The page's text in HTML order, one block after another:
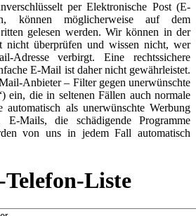
per Elektronische Post (E-
können möglicherweise auf dem
gelesen werden. Wir können in der
nicht überprüfen und wissen nicht, wer
Adresse verbirgt. Eine rechtssichere
E-Mail ist daher nicht gewährleistet.
Anbieter – Filter gegen unerwünschte
ein, die in seltenen Fällen auch normale
automatisch als unerwünschte Werbung
E-Mails, die schädigende Programme
von uns in jedem Fall automatisch
Liste